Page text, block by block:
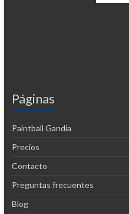
Páginas
Paintball Gandia
Precios
Contacto
Preguntas frecuentes
Blog